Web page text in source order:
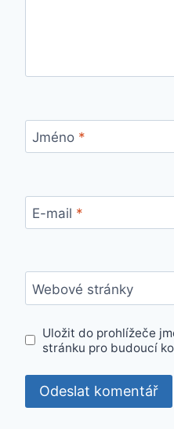
Jméno *
E-mail *
Webové stránky
Uložit do prohlížeče
stránku pro budoucí